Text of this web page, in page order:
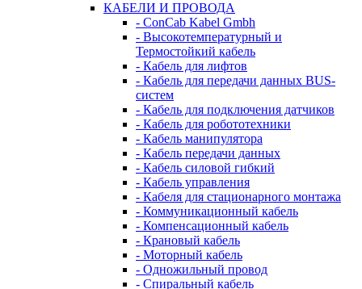
КАБЕЛИ И ПРОВОДА
- ConCab Kabel Gmbh
- Высокотемпературный и
Термостойкий кабель
- Кабель для лифтов
- Кабель для передачи данных BUS-
систем
- Кабель для подключения датчиков
- Кабель для робототехники
- Кабель манипулятора
- Кабель передачи данных
- Кабель силовой гибкий
- Кабель управления
- Кабеля для стационарного монтажа
- Коммуникационный кабель
- Компенсационный кабель
- Крановый кабель
- Моторный кабель
- Одножильный провод
- Спиральный кабель